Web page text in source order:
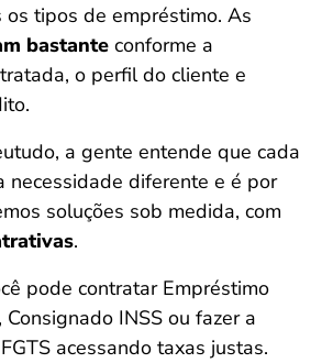
os tipos de empréstimo. As
bastante conforme a
o perfil do cliente e
a gente entende que cada
necessidade diferente e é por
soluções sob medida, com
.
pode contratar Empréstimo
Consignado INSS ou fazer a
acessando taxas justas.